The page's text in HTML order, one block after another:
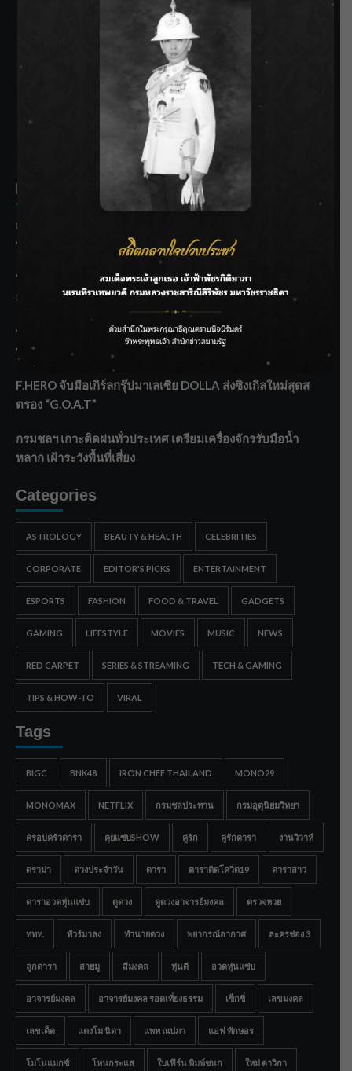
SIAMRATH VARIETY
THE BEST ENTERTAINMENT
Recent Posts
กรมชลฯ รับฟังประชาชน ติดตามแก้ปัญหาโครงการประตู
ระบายน้ำศรีสองรักฯ
‘แมน การิน’ แชร์ความเชื่อชวนคิด! “อยากกินอะไรหลังจาก
ลาโลกนี้ ให้ใส่บาตรสิ่งนั้นไว้ตอนยังมีชีวิต”
ราชเลขานุการในพระองค์ฯ ติดตามโครงการหุบกะพง–ห้วย
ทรายใต้ เสริมความมั่นคงน้ำเพชรบุรี
F.HERO จับมือเกิร์ลกรุ๊ปมาเลเซีย DOLLA ส่งซิงเกิลใหม่สุดส
ตรอง “G.O.A.T”
กรมชลฯ เกาะติดฝนทั่วประเทศ เตรียมเครื่องจักรรับมือน้ำ
หลาก เฝ้าระวังพื้นที่เสี่ยง
Categories
ASTROLOGY BEAUTY & HEALTH CELEBRITIES
CORPORATE EDITOR'S PICKS ENTERTAINMENT
ESPORTS FASHION FOOD & TRAVEL GADGETS
GAMING LIFESTYLE MOVIES MUSIC NEWS
RED CARPET SERIES & STREAMING TECH & GAMING
TIPS & HOW-TO VIRAL
Tags
BIGC BNK48 IRON CHEF THAILAND MONO29
MONOMAX NETFLIX กรมชลประทาน กรมอุตุนิยมวิทยา
ครอบครัวดารา คุยแซ่บSHOW คู่รัก คู่รักดารา งานวิวาห์
ดราม่า ดวงประจำวัน ดารา ดาราติดโควิด19 ดาราสาว
ดาราอวดหุ่นแซ่บ ดูดวง ดูดวงอาจารย์มงคล ตรวจหวย
ททท. ทัวร์มาลง ทำนายดวง พยากรณ์อากาศ ละครช่อง 3
ลูกดารา สายมู สีมงคล หุ่นดี อวดหุ่นแซ่บ
อาจารย์มงคล อาจารย์มงคล รอดเที่ยงธรรม เซ็กซี่ เลขมงคล
เลขเด็ด แตงโม นิดา แพท ณปภา แอฟ ทักษอร
โมโนแมกซ์ โหนกระแส ใบเฟิร์น พิมพ์ชนก ใหม่ ดาวิกา